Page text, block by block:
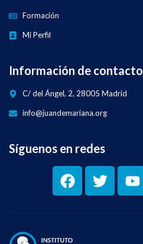
Formación
Mi Perfil
Información de contacto
C/ del Ángel, 2, 28005 Madrid
info@juandemariana.org
Síguenos en redes